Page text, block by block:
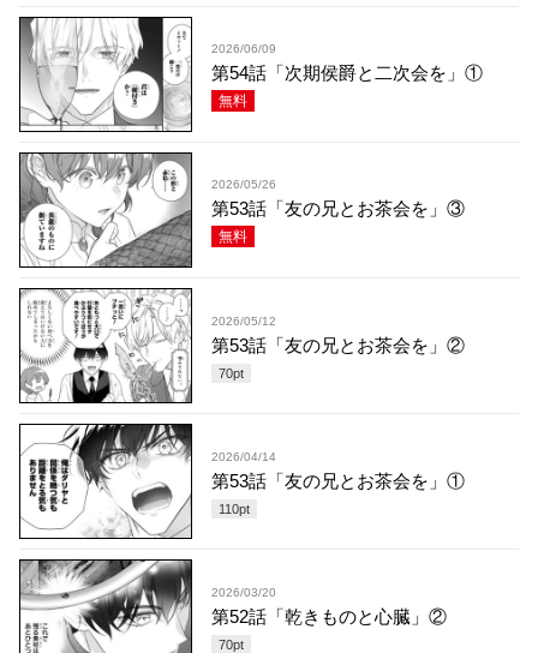
2026/06/09
第54話「次期侯爵と二次会を」①
無料
2026/05/26
第53話「友の兄とお茶会を」③
無料
2026/05/12
第53話「友の兄とお茶会を」②
70pt
2026/04/14
第53話「友の兄とお茶会を」①
110pt
2026/03/20
第52話「乾きものと心臓」②
70pt